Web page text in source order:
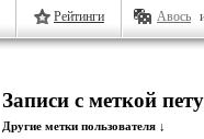
Рейтинги Авось
Записи с меткой
Другие метки пользователя ↓